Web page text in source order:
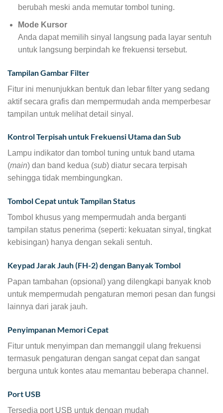
berubah meski anda memutar tombol tuning.
Mode Kursor
Anda dapat memilih sinyal langsung pada layar sentuh
untuk langsung berpindah ke frekuensi tersebut.
Tampilan Gambar Filter
Fitur ini menunjukkan bentuk dan lebar filter yang sedang
aktif secara grafis dan mempermudah anda memperbesar
tampilan untuk melihat detail sinyal.
Kontrol Terpisah untuk Frekuensi Utama dan Sub
Lampu indikator dan tombol tuning untuk band utama
(main) dan band kedua (sub) diatur secara terpisah
sehingga tidak membingungkan.
Tombol Cepat untuk Tampilan Status
Tombol khusus yang mempermudah anda berganti
tampilan status penerima (seperti: kekuatan sinyal, tingkat
kebisingan) hanya dengan sekali sentuh.
Keypad Jarak Jauh (FH-2) dengan Banyak Tombol
Papan tambahan (opsional) yang dilengkapi banyak knob
untuk mempermudah pengaturan memori pesan dan fungsi
lainnya dari jarak jauh.
Penyimpanan Memori Cepat
Fitur untuk menyimpan dan memanggil ulang frekuensi
termasuk pengaturan dengan sangat cepat dan sangat
berguna untuk kontes atau memantau beberapa channel.
Port USB
Tersedia port USB untuk dengan mudah